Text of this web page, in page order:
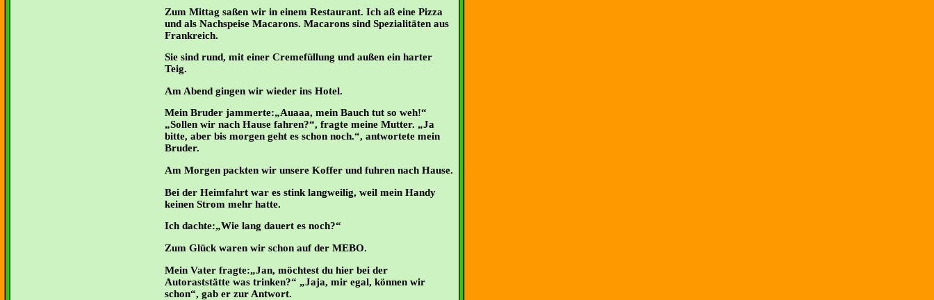
Zum Mittag saßen wir in einem Restaurant. Ich aß eine Pizza
und als Nachspeise Macarons. Macarons sind Spezialitäten aus
Frankreich.
Sie sind rund, mit einer Cremefüllung und außen ein harter
Teig.
Am Abend gingen wir wieder ins Hotel.
Mein Bruder jammerte:„Auaaa, mein Bauch tut so weh!“
Sollen wir nach Hause fahren?“, fragte meine Mutter. „Ja
bitte, aber bis morgen geht es schon noch.“, antwortete mein
Bruder.
Am Morgen packten wir unsere Koffer und fuhren nach Hause.
Bei der Heimfahrt war es stink langweilig, weil mein Handy
keinen Strom mehr hatte.
Ich dachte:„Wie lang dauert es noch?“
Zum Glück waren wir schon auf der MEBO.
Mein Vater fragte:„Jan, möchtest du hier bei der
Autoraststätte was trinken?“ „Jaja, mir egal, können wir
schon“, gab er zur Antwort.